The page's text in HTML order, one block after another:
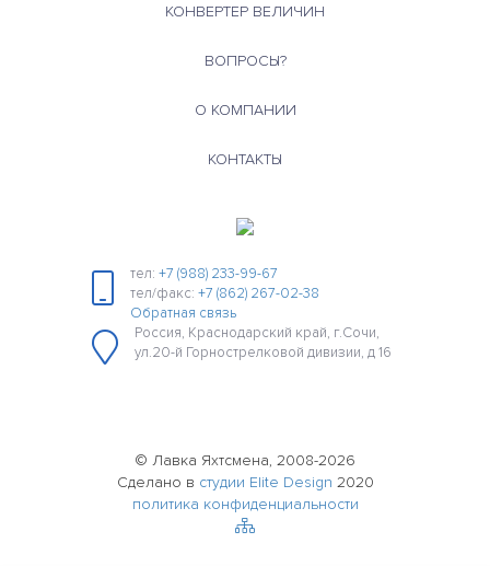
КОНВЕРТЕР ВЕЛИЧИН
ВОПРОСЫ?
О КОМПАНИИ
КОНТАКТЫ
тел: +7 (988) 233-99-67
тел/факс: +7 (862) 267-02-38
Обратная связь
Россия, Краснодарский край, г.Сочи,
ул.20-й Горнострелковой дивизии, д 16
© Лавка Яхтсмена, 2008-2026
Сделано в студии Elite Design 2020
политика конфиденциальности